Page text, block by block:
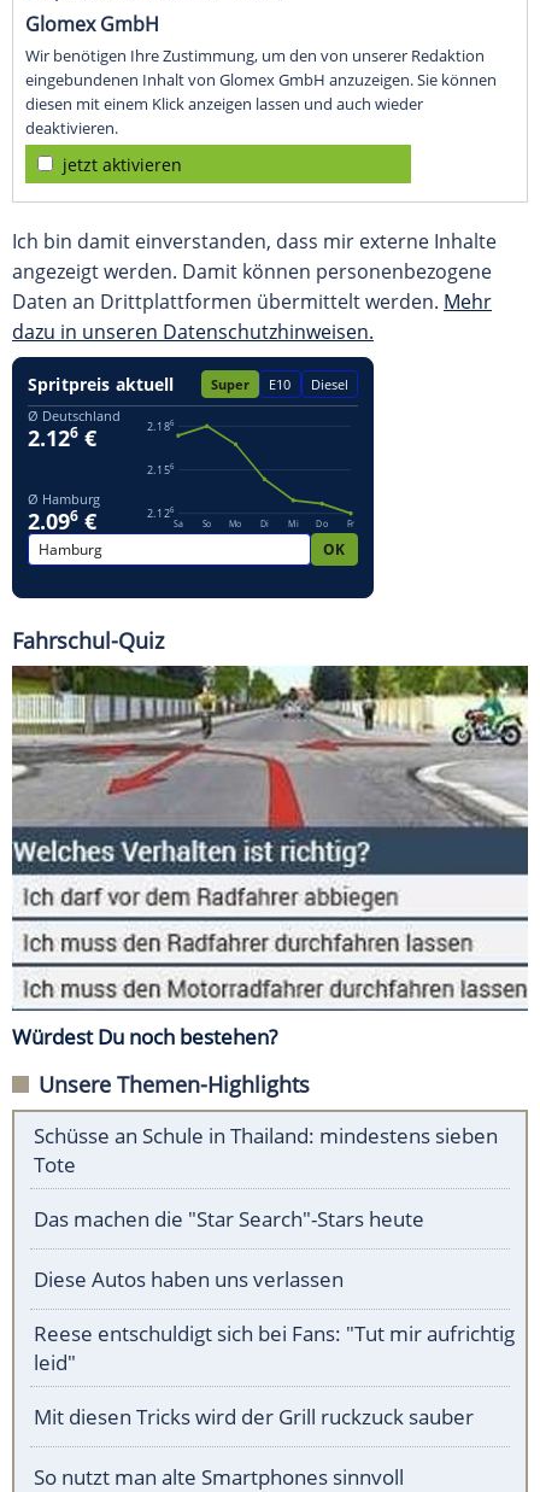
Glomex GmbH
Wir benötigen Ihre Zustimmung, um den von unserer Redaktion
eingebundenen Inhalt von Glomex GmbH anzuzeigen. Sie können
diesen mit einem Klick anzeigen lassen und auch wieder
deaktivieren.
jetzt aktivieren
Ich bin damit einverstanden, dass mir externe Inhalte
angezeigt werden. Damit können personenbezogene
Daten an Drittplattformen übermittelt werden. Mehr
dazu in unseren Datenschutzhinweisen.
Fahrschul-Quiz
Würdest Du noch bestehen?
Unsere Themen-Highlights
Schüsse an Schule in Thailand: mindestens sieben
Tote
Das machen die "Star Search"-Stars heute
Diese Autos haben uns verlassen
Reese entschuldigt sich bei Fans: "Tut mir aufrichtig
leid"
Mit diesen Tricks wird der Grill ruckzuck sauber
So nutzt man alte Smartphones sinnvoll